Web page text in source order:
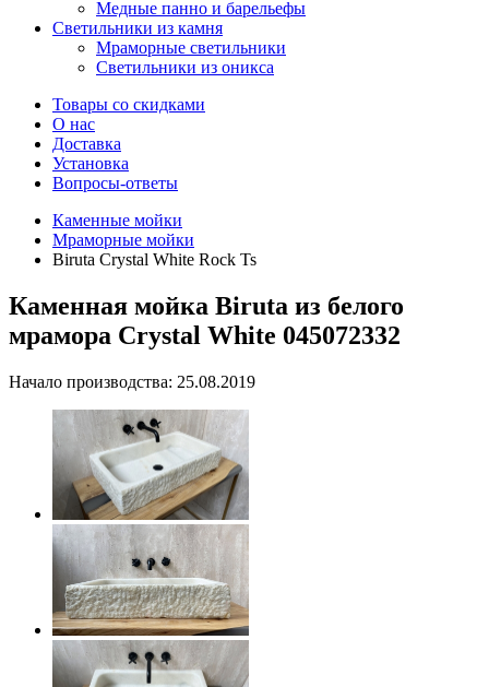
Медные панно и барельефы
Светильники из камня
Мраморные светильники
Светильники из оникса
Товары со скидками
О нас
Доставка
Установка
Вопросы-ответы
Каменные мойки
Мраморные мойки
Biruta Crystal White Rock Ts
Каменная мойка Biruta из белого
мрамора Crystal White 045072332
Начало производства: 25.08.2019